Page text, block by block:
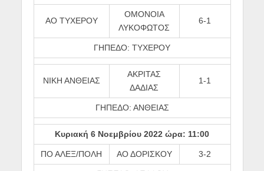
ΑΟ ΤΥΧΕΡΟΥ
ΟΜΟΝΟΙΑ
ΛΥΚΟΦΩΤΟΣ
6-1
ΓΗΠΕΔΟ: ΤΥΧΕΡΟΥ
ΝΙΚΗ ΑΝΘΕΙΑΣ
ΑΚΡΙΤΑΣ
ΔΑΔΙΑΣ
1-1
ΓΗΠΕΔΟ: ΑΝΘΕΙΑΣ
Κυριακή 6 Νοεμβρίου 2022 ώρα: 11:00
ΠΟ ΑΛΕΞ/ΠΟΛΗ ΑΟ ΔΟΡΙΣΚΟΥ 3-2